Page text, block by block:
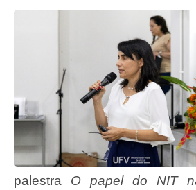
palestra O papel do NIT